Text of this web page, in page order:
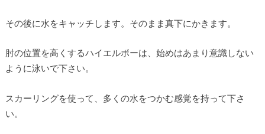
その後に水をキャッチします。そのまま真下にかきます。
肘の位置を高くするハイエルボーは、始めはあまり意識しない
ように泳いで下さい。
スカーリングを使って、多くの水をつかむ感覚を持って下さ
い。